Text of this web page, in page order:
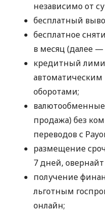
независимо от
бесплатный
бесплатное
в месяц (далее —
кредитный
автоматическим
оборотами;
продажа) без
переводов с
размещение
7 дней,
получение
льготным
онлайн;